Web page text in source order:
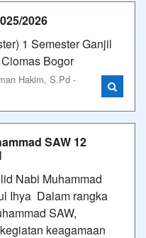
2026
1 Semester Ganjil
Bogor
Hakim, S.Pd -
SAW 12
Nabi Muhammad
Ihya Dalam rangka
SAW,
keagamaan